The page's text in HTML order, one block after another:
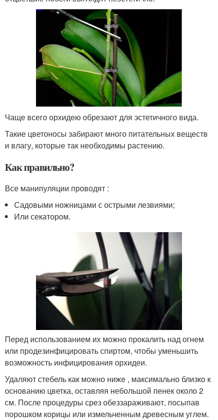
Чаще всего орхидею обрезают для эстетичного вида.
Такие цветоносы забирают много питательных веществ
и влагу, которые так необходимы растению.
Как правильно?
Все манипуляции проводят :
Садовыми ножницами с острыми лезвиями;
Или секатором.
Перед использованием их можно прокалить над огнем
или продезинфицировать спиртом, чтобы уменьшить
возможность инфицирования орхидеи.
Удаляют стебель как можно ниже , максимально близко к
основанию цветка, оставляя небольшой пенек около 2
см. После процедуры срез обеззараживают, посыпав
порошком корицы или измельченным древесным углем.